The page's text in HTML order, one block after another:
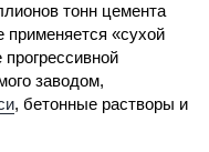
тонн цемента
применяется «сухой
заводом,
, бетонные растворы и